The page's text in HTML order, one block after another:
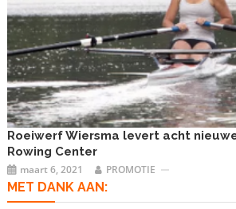
Roeiwerf Wiersma levert acht
Rowing Center
maart 6, 2021 PROMOTIE
MET DANK AAN: